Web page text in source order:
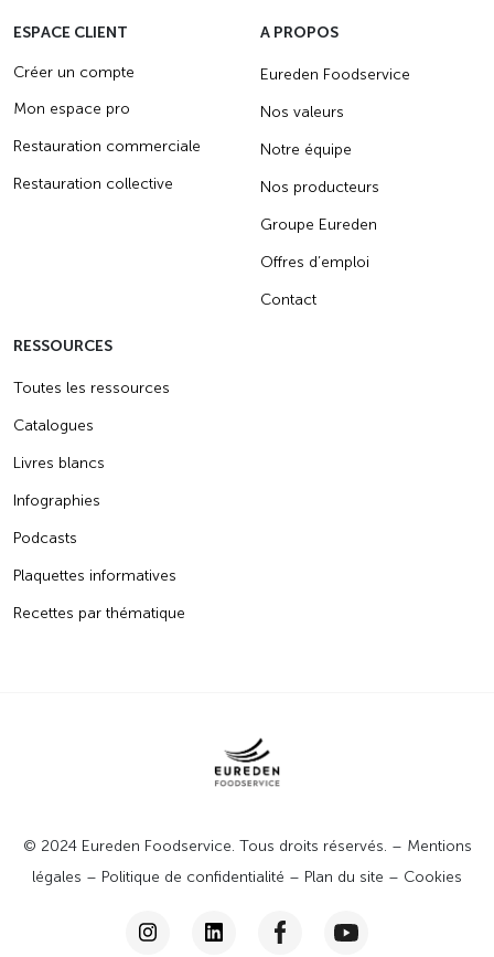
ESPACE CLIENT
Créer un compte
Mon espace pro
Restauration commerciale
Restauration collective
A PROPOS
Eureden Foodservice
Nos valeurs
Notre équipe
Nos producteurs
Groupe Eureden
Offres d’emploi
Contact
RESSOURCES
Toutes les ressources
Catalogues
Livres blancs
Infographies
Podcasts
Plaquettes informatives
Recettes par thématique
© 2024 Eureden Foodservice. Tous droits réservés. – Mentions
légales – Politique de confidentialité – Plan du site – Cookies